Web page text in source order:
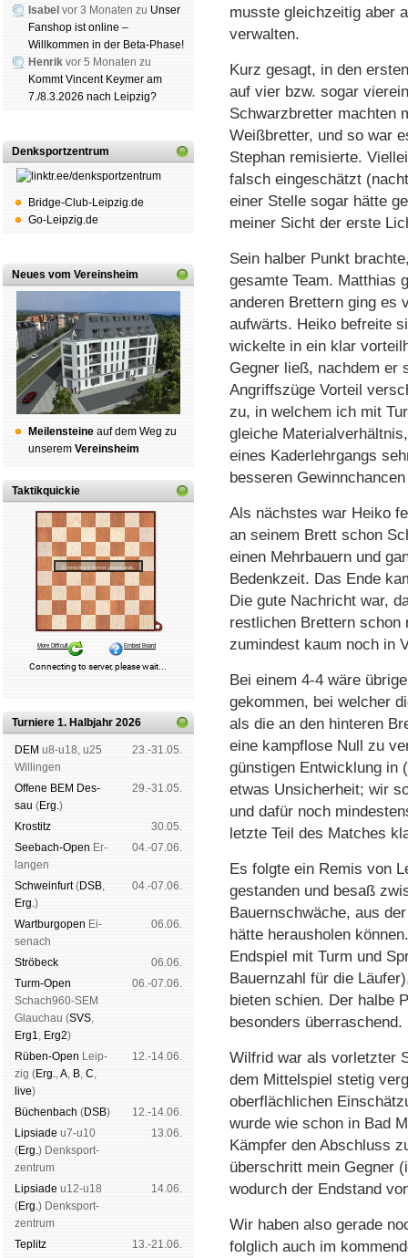
Isabel vor 3 Monaten zu Unser
Fanshop ist online –
Willkommen in der Beta-Phase!
Henrik vor 5 Monaten zu
Kommt Vincent Keymer am
7./8.3.2026 nach Leipzig?
Denksportzentrum
Bridge-Club-Leipzig.de
Go-Leipzig.de
Neues vom Vereinsheim
Mei­len­stei­ne auf dem Weg zu
un­se­rem Ver­eins­heim
Taktikquickie
Turniere 1. Halbjahr 2026
DEM u8-u18, u25
Wil­lin­gen
23.-31.05.
Offene BEM Des­
sau (Erg.)
29.-31.05.
Kros­titz
30.05.
See­bach-Open Er­
lan­gen
04.-07.06.
Schwein­furt(DSB,
Erg.)
04.-07.06.
Wart­burg­open Ei­
se­nach
06.06.
Strö­beck
06.06.
Turm-Open
Schach960-SEM
Glau­chau (SVS,
Erg1, Erg2)
06.-07.06.
Rüben-Open Leip­
zig (Erg.,A, B, C,
live)
12.-14.06.
Büchen­bach (DSB)
12.-14.06.
Lipsiade u7-u10
(Erg.) Denk­sport­
zen­trum
13.06.
Lipsiade u12-u18
(Erg.) Denk­sport­
zen­trum
14.06.
Tep­litz
13.-21.06.
musste gleichzeitig aber
verwalten.
Kurz gesagt, in den
auf vier bzw. sogar
Schwarzbretter machten
Weißbretter, und so war
Stephan remisierte.
falsch eingeschätzt
einer Stelle sogar hätte
meiner Sicht der erste
Sein halber Punkt
gesamte Team. Matthias
anderen Brettern ging es
aufwärts. Heiko befreite
wickelte in ein klar
Gegner ließ, nachdem er
Angriffszüge Vorteil
zu, in welchem ich mit
gleiche
eines Kaderlehrgangs
besseren
Als nächstes war Heiko
an seinem Brett schon
einen Mehrbauern und
Bedenkzeit. Das Ende
Die gute Nachricht war,
restlichen Brettern schon
zumindest kaum noch in
Bei einem 4-4 wäre
gekommen, bei welcher
als die an den hinteren
eine kampflose Null zu
günstigen Entwicklung in
etwas Unsicherheit; wir
und dafür noch
letzte Teil des Matches
Es folgte ein Remis von
gestanden und besaß
Bauernschwäche, aus
hätte herausholen
Endspiel mit Turm und
Bauernzahl für die
bieten schien. Der halbe
besonders überraschend.
Wilfrid war als vorletzter
dem Mittelspiel stetig
oberflächlichen
wurde wie schon in Bad
Kämpfer den Abschluss
überschritt mein Gegner
wodurch der Endstand
Wir haben also gerade
folglich auch im